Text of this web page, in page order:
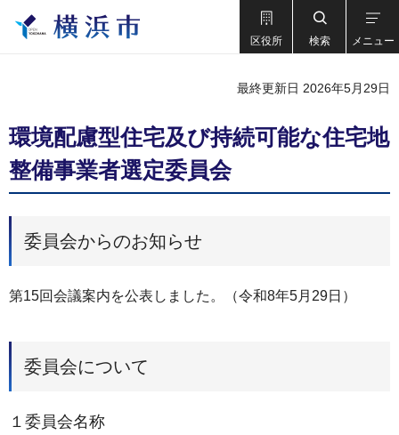
区役所 検索 メニュー
最終更新日 2026年5月29日
環境配慮型住宅及び持続可能な住宅地
整備事業者選定委員会
委員会からのお知らせ
第15回会議案内を公表しました。（令和8年5月29日）
委員会について
１委員会名称